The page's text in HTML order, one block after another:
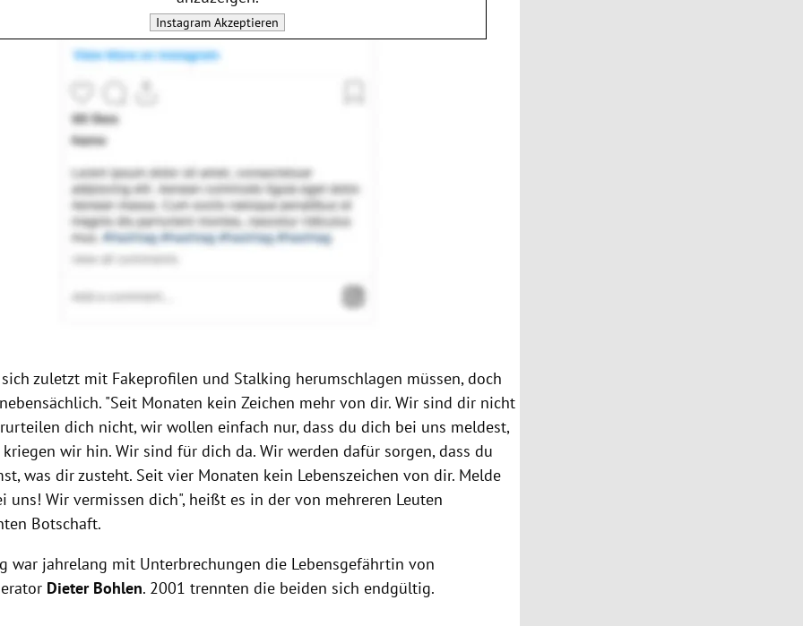
Instagram Akzeptieren
zuletzt mit Fakeprofilen und Stalking herumschlagen müssen, doch
"Seit Monaten kein Zeichen mehr von dir. Wir sind dir nicht
dich nicht, wir wollen einfach nur, dass du dich bei uns meldest,
wir hin. Wir sind für dich da. Wir werden dafür sorgen, dass du
was dir zusteht. Seit vier Monaten kein Lebenszeichen von dir. Melde
uns! Wir vermissen dich", heißt es in der von mehreren Leuten
Botschaft.
war jahrelang mit Unterbrechungen die Lebensgefährtin von
Dieter Bohlen. 2001 trennten die beiden sich endgültig.